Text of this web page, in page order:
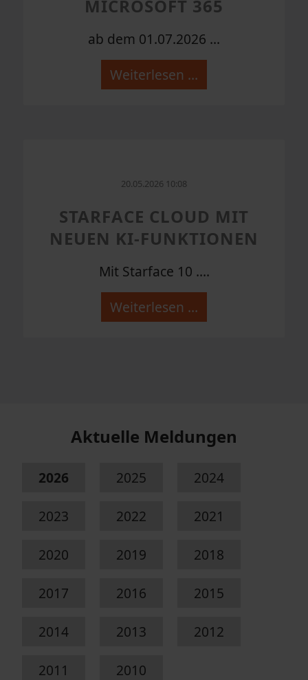
MICROSOFT 365
ab dem 01.07.2026 ...
Weiterlesen …
20.05.2026 10:08
STARFACE CLOUD MIT
NEUEN KI-FUNKTIONEN
Mit Starface 10 ....
Weiterlesen …
Aktuelle Meldungen
2026 2025 2024
2023 2022 2021
2020 2019 2018
2017 2016 2015
2014 2013 2012
2011 2010